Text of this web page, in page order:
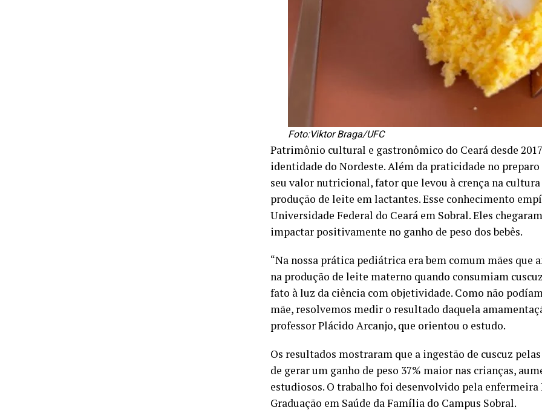
Foto:Viktor Braga/UFC
Patrimônio cultural e gastronômico do Ceará desde
identidade do Nordeste. Além da praticidade no
seu valor nutricional, fator que levou à crença na
produção de leite em lactantes. Esse conhecimento
Universidade Federal do Ceará em Sobral. Eles
impactar positivamente no ganho de peso dos bebês.
“Na nossa prática pediátrica era bem comum mães
na produção de leite materno quando consumiam
fato à luz da ciência com objetividade. Como não
mãe, resolvemos medir o resultado daquela
professor Plácido Arcanjo, que orientou o estudo.
Os resultados mostraram que a ingestão de cuscuz
de gerar um ganho de peso 37% maior nas crianças,
estudiosos. O trabalho foi desenvolvido pela enfermeira
Graduação em Saúde da Família do Campus Sobral.